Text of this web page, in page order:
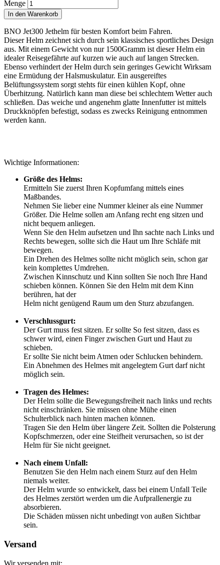
Menge
In den Warenkorb
BNO Jet300 Jethelm für besten Komfort beim Fahren.
Dieser Helm zeichnet sich durch sein klassisches sportliches Design
aus. Mit einem Gewicht von nur 1500Gramm ist dieser Helm ein
idealer Reisegefährte auf kurzen wie auch auf langen Strecken.
Ebenso verhindert der Helm durch sein geringes Gewicht Wirksam
eine Ermüdung der Halsmuskulatur. Ein ausgereiftes
Belüftungssystem sorgt stehts für einen kühlen Kopf, ohne
Überhitzung. Natürlich kann man diese bei schlechtem Wetter auch
schließen. Das weiche und angenehm glatte Innenfutter ist mittels
Druckknöpfen befestigt, sodass es zwecks Reinigung entnommen
werden kann.
Wichtige Informationen:
Größe des Helms:
Ermitteln Sie zuerst Ihren Kopfumfang mittels eines
Maßbandes.
Nehmen Sie lieber eine Nummer kleiner als eine Nummer
Größer. Die Helme sollen am Anfang recht eng sitzen und
nicht bequem anliegen.
Wenn Sie den Helm aufsetzen und Ihn sachte nach Links und
Rechts bewegen, sollte sich die Haut um Ihre Schläfe mit
bewegen.
Ein Drehen des Helmes sollte nicht möglich sein, schon gar
kein komplettes Umdrehen.
Zwischen Kinnschutz und Kinn sollten Sie noch Ihre Hand
schieben können. Können Sie den Helm mit dem Kinn
berühren, hat der
Helm nicht genügend Raum um den Sturz abzufangen.
Verschlussgurt:
Der Gurt muss fest sitzen. Er sollte So fest sitzen, dass es
schwer wird, einen Finger zwischen Gurt und Haut zu
schieben.
Er sollte Sie nicht beim Atmen oder Schlucken behindern.
Ein Abnehmen des Helmes mit angelegtem Gurt darf nicht
möglich sein.
Tragen des Helmes:
Der Helm sollte die Bewegungsfreiheit nach links und rechts
nicht einschränken. Sie müssen ohne Mühe einen
Schulterblick nach hinten machen können.
Tragen Sie den Helm über längere Zeit. Sollten die Polsterung
Kopfschmerzen, oder eine Steifheit verursachen, so ist der
Helm für Sie nicht geeignet.
Nach einem Unfall:
Benutzen Sie den Helm nach einem Sturz auf den Helm
niemals weiter.
Der Helm wurde so entwickelt, dass bei einem Unfall Teile
des Helmes zerstört werden um die Aufprallenergie zu
absorbieren.
Die Schäden müssen nicht unbedingt von außen Sichtbar
sein.
Versand
Wir versenden mit: